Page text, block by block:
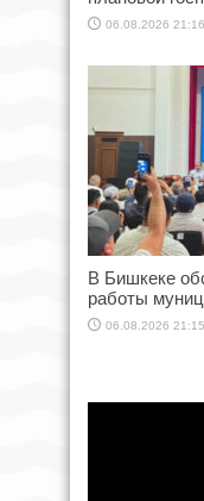
06.08.2026 21:16
В Бишкеке
работы
06.08.2026 21:15